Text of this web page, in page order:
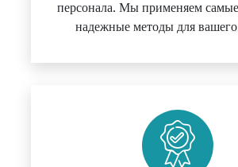
персонала. Мы применяем
надежные методы для